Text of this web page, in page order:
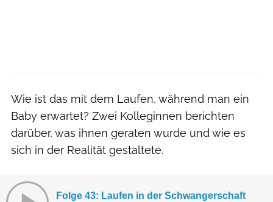
Wie ist das mit dem Laufen, während man ein
Baby erwartet? Zwei Kolleginnen berichten
darüber, was ihnen geraten wurde und wie es
sich in der Realität gestaltete.